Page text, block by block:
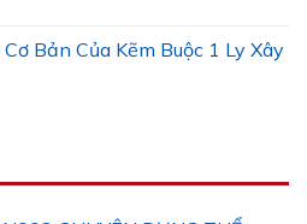
Bản Của Kẽm Buộc 1 Ly Xây